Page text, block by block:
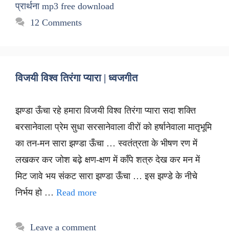
प्रार्थना mp3 free download
12 Comments
विजयी विश्व तिरंगा प्यारा | ध्वजगीत
झण्डा ऊँचा रहे हमारा विजयी विश्व तिरंगा प्यारा सदा शक्ति
बरसानेवाला प्रेम सुधा सरसानेवाला वीरों को हर्षानेवाला मातृभूमि
का तन-मन सारा झण्डा ऊँचा … स्वतंत्रता के भीषण रण में
लखकर कर जोश बढ़े क्षण-क्षण में काँपे शत्रु देख कर मन में
मिट जावे भय संकट सारा झण्डा ऊँचा … इस झण्डे के नीचे
निर्भय हो … Read more
Leave a comment